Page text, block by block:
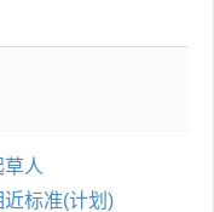
草人
近标准(计划)